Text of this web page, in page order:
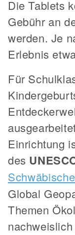
Die Tablets
Gebühr an
werden. Je
Erlebnis
Für
Einrichtung
des
Global
Themen